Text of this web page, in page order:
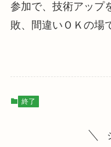
参加で、技術アップ
敗、間違いＯＫの場
終了